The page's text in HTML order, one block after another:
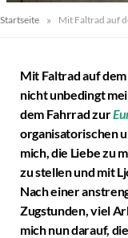
Startseite » Mit Faltrad auf
Mit Faltrad auf
nicht unbedingt
dem Fahrrad zur
organisatorischen
mich, die Liebe zu
zu stellen und mit
Nach einer
Zugstunden, viel
mich nun darauf,